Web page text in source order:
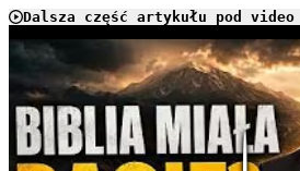
Dalsza część artykułu pod video